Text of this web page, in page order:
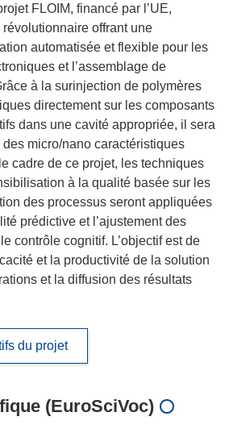
FLOIM, financé par l’UE,
offrant une
automatisée et flexible pour les
et l’assemblage de
à la surinjection de polymères
directement sur les composants
dans une cavité appropriée, il sera
des micro/nano caractéristiques
cadre de ce projet, les techniques
à la qualité basée sur les
des processus seront appliquées
prédictive et l’ajustement des
contrôle cognitif. L’objectif est de
et la productivité de la solution
et la diffusion des résultats
du projet
(EuroSciVoc)